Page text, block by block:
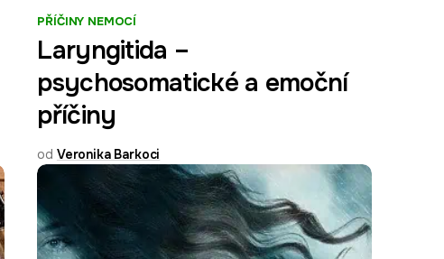
PŘÍČINY NEMOCÍ
Laryngitida –
psychosomatické a emoční
příčiny
od Veronika Barkoci